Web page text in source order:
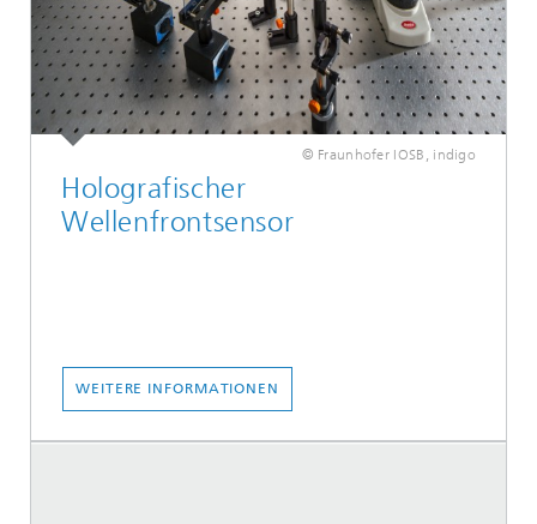
© Fraunhofer IOSB, indigo
Holografischer
Wellenfrontsensor
WEITERE INFORMATIONEN